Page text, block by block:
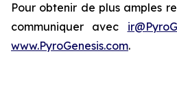
Pour obtenir de plus amples
communiquer avec
www.PyroGenesis.com.